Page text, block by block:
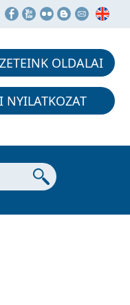
OLDALAI
NYILATKOZAT